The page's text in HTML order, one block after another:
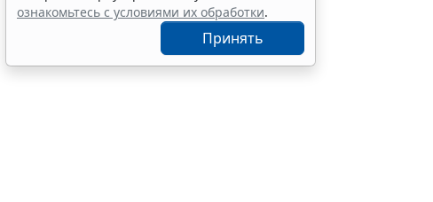
ознакомьтесь с условиями их обработки.
Принять